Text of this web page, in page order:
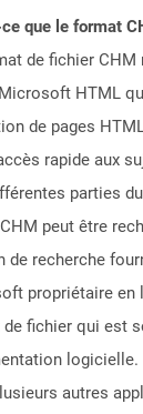
que le format
de fichier CHM
HTML
de pages
rapide aux
parties
peut être
de recherche
propriétaire en
fichier qui est
autres